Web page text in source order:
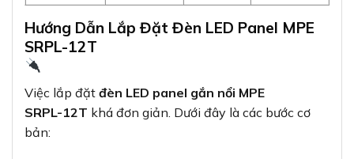
Hướng Dẫn Lắp Đặt Đèn LED Panel MPE
SRPL-12T
Việc lắp đặt đèn LED panel gắn nổi MPE
SRPL-12T khá đơn giản. Dưới đây là các bước cơ
bản: